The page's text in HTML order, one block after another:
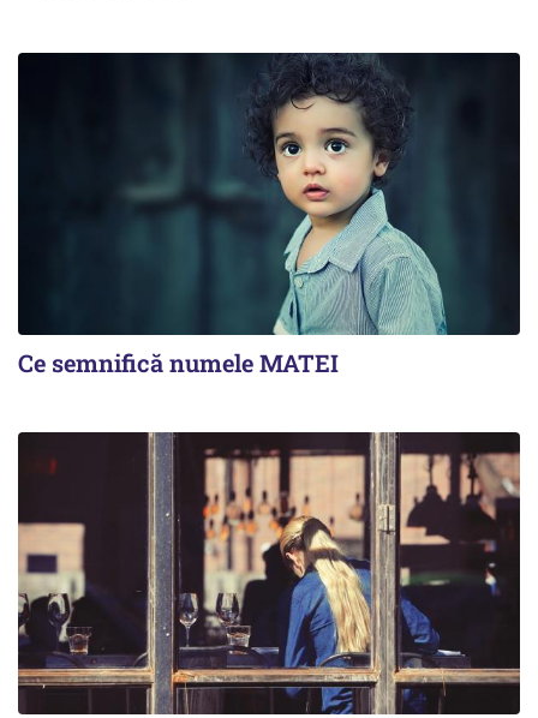
Ce semnifică numele MATEI